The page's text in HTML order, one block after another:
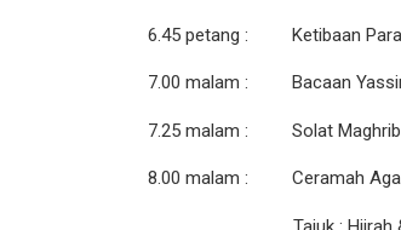
6.45 petang : Ketibaan Para
7.00 malam : Bacaan
7.25 malam : Solat Maghrib
8.00 malam : Ceramah